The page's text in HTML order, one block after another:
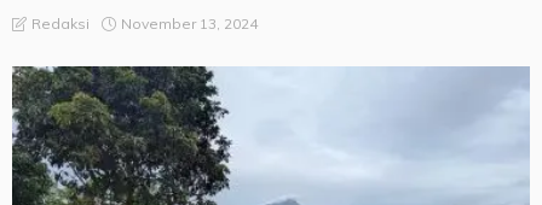
Redaksi November 13, 2024